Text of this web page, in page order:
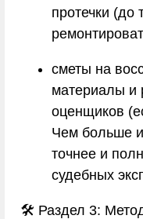
протечки (до
сметы на
материалы и
оценщиков
Чем больше
точнее и
судебных
🛠 Раздел 3: